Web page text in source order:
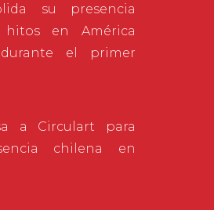
su presencia
en América
el primer
a Circulart para
chilena en